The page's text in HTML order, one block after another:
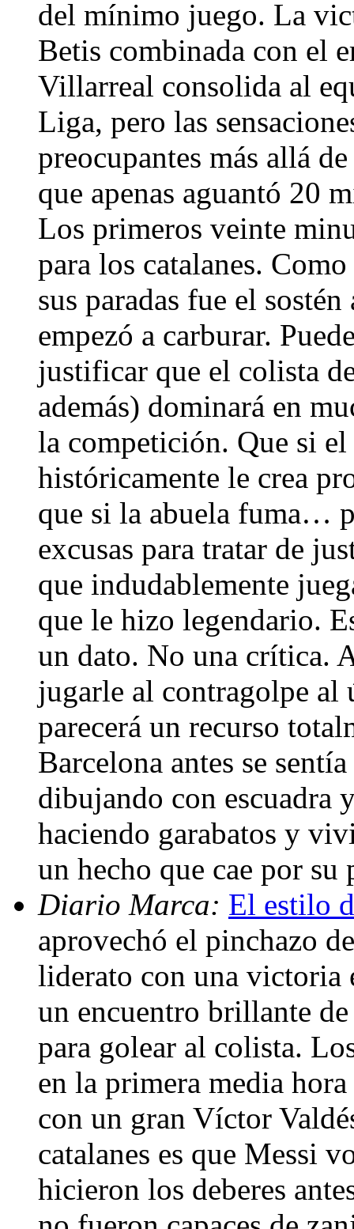
del mínimo juego. La
Betis combinada con el
Villarreal consolida al
Liga, pero las
preocupantes más allá
que apenas aguantó 20
Los primeros veinte
para los catalanes.
sus paradas fue el
empezó a carburar.
justificar que el colista
además) dominará en
la competición. Que si
históricamente le crea
que si la abuela fuma…
excusas para tratar de
que indudablemente
que le hizo legendario.
un dato. No una crítica.
jugarle al contragolpe
parecerá un recurso
Barcelona antes se
dibujando con escuadra
haciendo garabatos y
un hecho que cae por
Diario Marca: El estilo
aprovechó el pinchazo
liderato con una
un encuentro brillante
para golear al colista.
en la primera media
con un gran Víctor
catalanes es que Messi
hicieron los deberes